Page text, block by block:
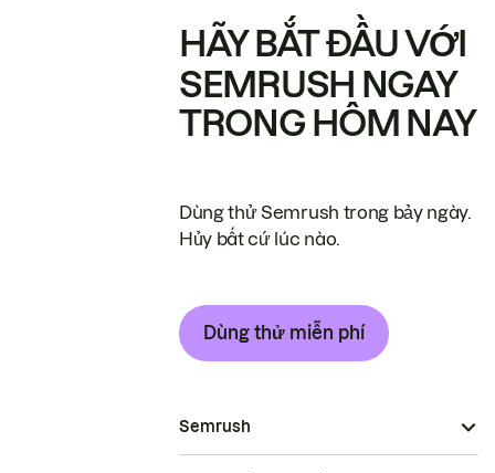
HÃY BẮT ĐẦU VỚI
SEMRUSH NGAY
TRONG HÔM NAY
Dùng thử Semrush trong bảy ngày.
Hủy bất cứ lúc nào.
Dùng thử miễn phí
Semrush